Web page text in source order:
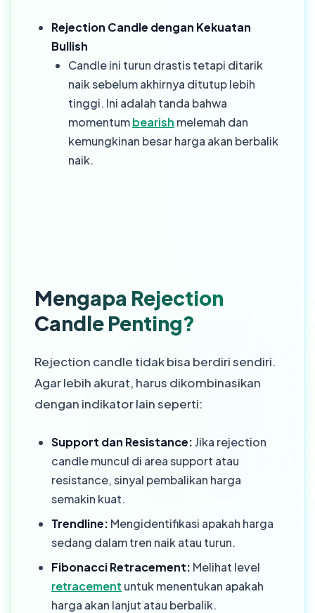
Rejection Candle dengan Kekuatan
Bullish
Candle ini turun drastis tetapi ditarik
naik sebelum akhirnya ditutup lebih
tinggi. Ini adalah tanda bahwa
momentumbearish melemah dan
kemungkinan besar harga akan berbalik
naik.
Mengapa Rejection
Candle Penting?
Rejection candle tidak bisa berdiri sendiri.
Agar lebih akurat, harus dikombinasikan
dengan indikator lain seperti:
Support dan Resistance:Jika rejection
candle muncul di area support atau
resistance, sinyal pembalikan harga
semakin kuat.
Trendline: Mengidentifikasi apakah harga
sedang dalam tren naik atau turun.
Fibonacci Retracement: Melihat level
retracement untuk menentukan apakah
harga akan lanjut atau berbalik.